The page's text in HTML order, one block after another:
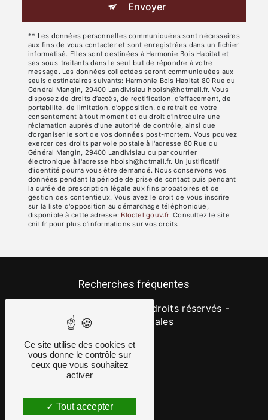
Envoyer
** Les données personnelles communiquées sont nécessaires
aux fins de vous contacter et sont enregistrées dans un fichier
informatisé. Elles sont destinées à Harmonie Bois Habitat et
ses sous-traitants dans le seul but de répondre à votre
message. Les données collectées seront communiquées aux
seuls destinataires suivants: Harmonie Bois Habitat 80 Rue du
Général Mangin, 29400 Landivisiau hboish@hotmail.fr. Vous
disposez de droits d’accès, de rectification, d’effacement, de
portabilité, de limitation, d’opposition, de retrait de votre
consentement à tout moment et du droit d’introduire une
réclamation auprès d’une autorité de contrôle, ainsi que
d’organiser le sort de vos données post-mortem. Vous pouvez
exercer ces droits par voie postale à l'adresse 80 Rue du
Général Mangin, 29400 Landivisiau ou par courrier
électronique à l'adresse hboish@hotmail.fr. Un justificatif
d'identité pourra vous être demandé. Nous conservons vos
données pendant la période de prise de contact puis pendant
la durée de prescription légale aux fins probatoires et de
gestion des contentieux. Vous avez le droit de vous inscrire
sur la liste d'opposition au démarchage téléphonique,
disponible à cette adresse:
Bloctel.gouv.fr. Consultez le site
cnil.fr pour plus d’informations sur vos droits.
Recherches fréquentes
- 2026 - Tous droits réservés -
Mentions légales
Ce site utilise des cookies et
vous donne le contrôle sur
ceux que vous souhaitez
activer
Tout accepter